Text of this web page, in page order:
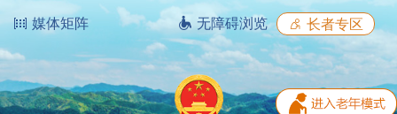
媒体矩阵 无障碍浏览 长者专区